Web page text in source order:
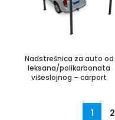
Nadstrešnica za auto od
leksana/polikarbonata
višeslojnog – carport
1 2